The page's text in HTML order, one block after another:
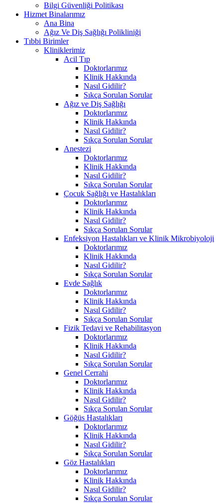
Bilgi Güvenliği Politikası
Hizmet Binalarımız
Ana Bina
Ağız Ve Diş Sağlığı Polikliniği
Tıbbi Birimler
Kliniklerimiz
Acil Tıp
Doktorlarımız
Klinik Hakkında
Nasıl Gidilir?
Sıkça Sorulan Sorular
Ağız ve Diş Sağlığı
Doktorlarımız
Klinik Hakkında
Nasıl Gidilir?
Sıkça Sorulan Sorular
Anestezi
Doktorlarımız
Klinik Hakkında
Nasıl Gidilir?
Sıkça Sorulan Sorular
Çocuk Sağlığı ve Hastalıkları
Doktorlarımız
Klinik Hakkında
Nasıl Gidilir?
Sıkça Sorulan Sorular
Enfeksiyon Hastalıkları ve Klinik Mikrobiyoloji
Doktorlarımız
Klinik Hakkında
Nasıl Gidilir?
Sıkça Sorulan Sorular
Evde Sağlık
Doktorlarımız
Klinik Hakkında
Nasıl Gidilir?
Sıkça Sorulan Sorular
Fizik Tedavi ve Rehabilitasyon
Doktorlarımız
Klinik Hakkında
Nasıl Gidilir?
Sıkça Sorulan Sorular
Genel Cerrahi
Doktorlarımız
Klinik Hakkında
Nasıl Gidilir?
Sıkça Sorulan Sorular
Göğüs Hastalıkları
Doktorlarımız
Klinik Hakkında
Nasıl Gidilir?
Sıkça Sorulan Sorular
Göz Hastalıkları
Doktorlarımız
Klinik Hakkında
Nasıl Gidilir?
Sıkça Sorulan Sorular